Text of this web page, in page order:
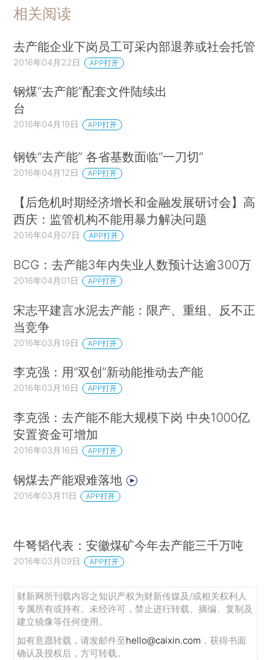
相关阅读
去产能企业下岗员工可采内部退养或社会托管
2016年04月22日 APP打开
钢煤“去产能”配套文件陆续出
台
2016年04月19日 APP打开
钢铁“去产能” 各省基数面临“一刀切”
2016年04月12日 APP打开
【后危机时期经济增长和金融发展研讨会】高
西庆：监管机构不能用暴力解决问题
2016年04月07日 APP打开
BCG：去产能3年内失业人数预计达逾300万
2016年04月01日 APP打开
宋志平建言水泥去产能：限产、重组、反不正
当竞争
2016年03月19日 APP打开
李克强：用“双创”新动能推动去产能
2016年03月16日 APP打开
李克强：去产能不能大规模下岗 中央1000亿
安置资金可增加
2016年03月16日 APP打开
钢煤去产能艰难落地
2016年03月11日 APP打开
牛弩韬代表：安徽煤矿今年去产能三千万吨
2016年03月09日 APP打开
财新网所刊载内容之知识产权为财新传媒及/或相关权利人
专属所有或持有。未经许可，禁止进行转载、摘编、复制及
建立镜像等任何使用。
如有意愿转载，请发邮件至hello@caixin.com ，获得书面
确认及授权后，方可转载。